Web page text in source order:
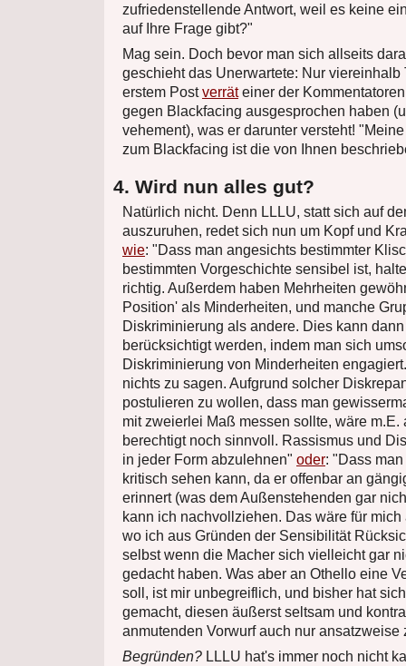
zufriedenstellende Antwort, weil es keine
auf Ihre Frage gibt?"
Mag sein. Doch bevor man sich allseits
geschieht das Unerwartete: Nur viereinhalb
erstem Postverräteiner der
gegen Blackfacing ausgesprochen haben
vehement), was er darunter versteht!
zum Blackfacing ist die von Ihnen
4. Wird nun alles gut?
Natürlich nicht. Denn LLLU, statt sich auf
auszuruhen, redet sich nun um Kopf und
wie: "Dass man angesichts bestimmter
bestimmten Vorgeschichte sensibel ist,
richtig. Außerdem haben Mehrheiten
Position' als Minderheiten, und manche
Diskriminierung als andere. Dies kann
berücksichtigt werden, indem man sich
Diskriminierung von Minderheiten
nichts zu sagen. Aufgrund solcher
postulieren zu wollen, dass man
mit zweierlei Maß messen sollte, wäre m.E.
berechtigt noch sinnvoll. Rassismus und
in jeder Form abzulehnen" oder: "Dass
kritisch sehen kann, da er offenbar an
erinnert (was dem Außenstehenden gar
kann ich nachvollziehen. Das wäre für
wo ich aus Gründen der Sensibilität
selbst wenn die Macher sich vielleicht gar
gedacht haben. Was aber an Othello eine
soll, ist mir unbegreiflich, und bisher hat
gemacht, diesen äußerst seltsam und
anmutenden Vorwurf auch nur ansatzweise
Begründen? LLLU hat's immer noch nicht